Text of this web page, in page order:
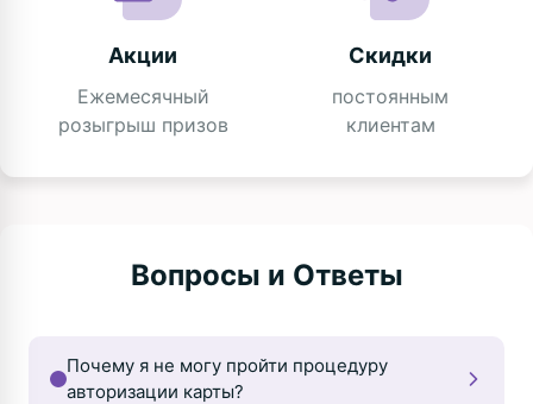
Акции
Ежемесячный
розыгрыш призов
Скидки
постоянным
клиентам
Вопросы и Ответы
Почему я не могу пройти процедуру
авторизации карты?